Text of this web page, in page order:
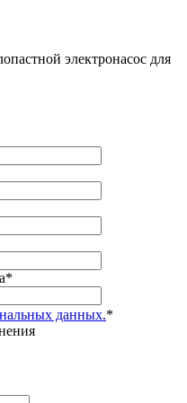
электронасос для
*
данных.*